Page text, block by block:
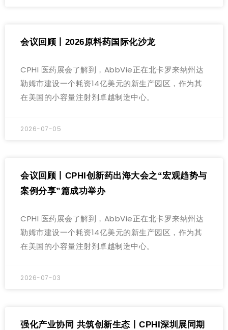
会议回顾丨2026原料药国际化沙龙
CPHI 医药展会了解到，AbbVie正在北卡罗来纳州达
勒姆市建设一个耗资14亿美元的新生产园区，作为其
在美国的小容量注射剂卓越制造中心。
2026-07-05
会议回顾丨CPHI创新药出海大会之“宏观趋势与
案例分享”篇成功举办
CPHI 医药展会了解到，AbbVie正在北卡罗来纳州达
勒姆市建设一个耗资14亿美元的新生产园区，作为其
在美国的小容量注射剂卓越制造中心。
2026-07-03
强化产业协同 共筑创新生态丨CPHI深圳展同期